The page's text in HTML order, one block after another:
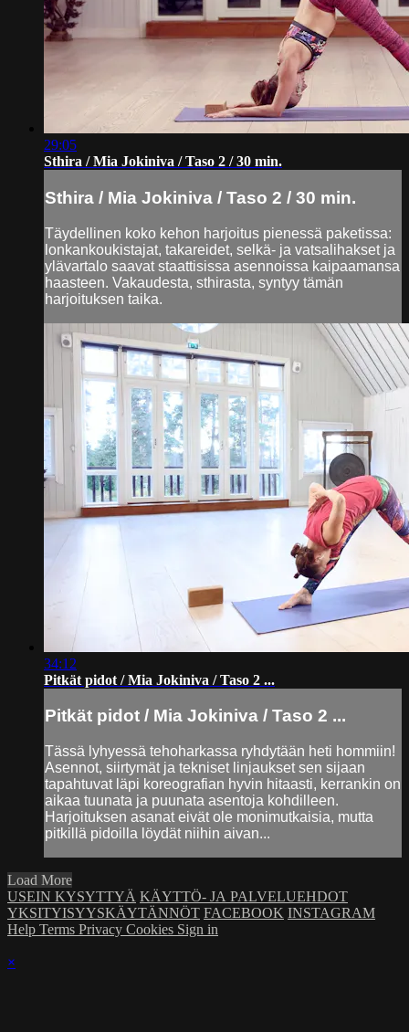
29:05
Sthira / Mia Jokiniva / Taso 2 / 30 min.
Sthira / Mia Jokiniva / Taso 2 / 30 min.
Täydellinen koko kehon harjoitus pienessä paketissa:
lonkankoukistajat, takareidet, selkä- ja vatsalihakset ja
ylävartalo saavat staattisissa asennoissa kaipaamansa
haasteen. Vakaudesta, sthirasta, syntyy tämän
harjoituksen taika.
34:12
Pitkät pidot / Mia Jokiniva / Taso 2 ...
Pitkät pidot / Mia Jokiniva / Taso 2 ...
Tässä lyhyessä tehoharkassa ryhdytään heti hommiin!
Asennot, siirtymät ja tekniset linjaukset sen sijaan
tapahtuvat läpi koreografian hyvin hitaasti, kerrankin on
aikaa tuunata ja puunata asentoja kohdilleen.
Harjoituksen asanat eivät ole monimutkaisia, mutta
pitkillä pidoilla löydät niihin aivan...
Load More
USEIN KYSYTTYÄ KÄYTTÖ- JA PALVELUEHDOT
YKSITYISYYSKÄYTÄNNÖT FACEBOOK INSTAGRAM
Help Terms Privacy Cookies Sign in
×